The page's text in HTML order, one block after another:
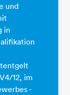
und
in
12, im
-